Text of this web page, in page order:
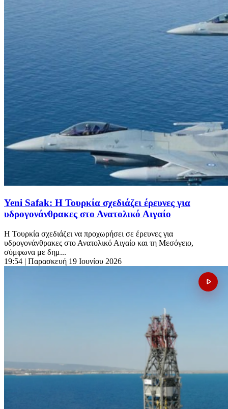
Yeni Safak: Η Τουρκία σχεδιάζει έρευνες για
υδρογονάνθρακες στο Ανατολικό Αιγαίο
Η Τουρκία σχεδιάζει να προχωρήσει σε έρευνες για
υδρογονάνθρακες στο Ανατολικό Αιγαίο και τη Μεσόγειο,
σύμφωνα με δημ...
19:54 | Παρασκευή 19 Ιουνίου 2026